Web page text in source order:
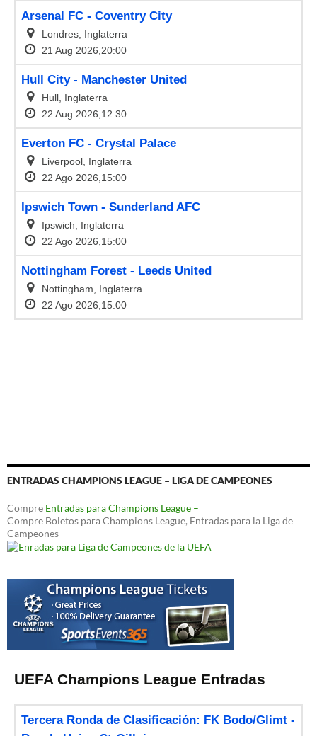
ENTRADAS CHAMPIONS LEAGUE – LIGA DE CAMPEONES
Compre Entradas para Champions League –
Compre Boletos para Champions League, Entradas para la Liga de
Campeones